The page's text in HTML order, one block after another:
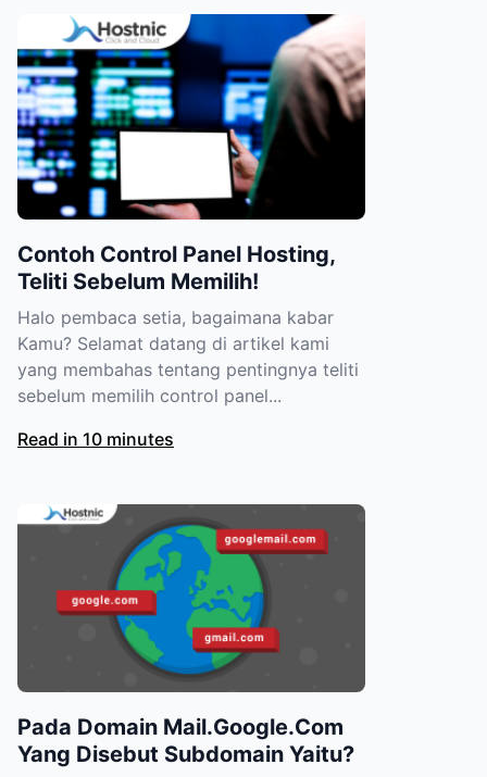
Contoh Control Panel Hosting,
Teliti Sebelum Memilih!
Halo pembaca setia, bagaimana kabar
Kamu? Selamat datang di artikel kami
yang membahas tentang pentingnya teliti
sebelum memilih control panel...
Read in 10 minutes
Pada Domain Mail.Google.Com
Yang Disebut Subdomain Yaitu?